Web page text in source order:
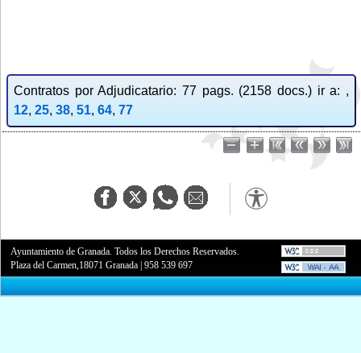
Contratos por Adjudicatario: 77 pags. (2158 docs.) ir a: ,
12, 25, 38, 51, 64, 77
Ayuntamiento de Granada. Todos los Derechos Reservados.
Plaza del Carmen,18071 Granada |958 539 697